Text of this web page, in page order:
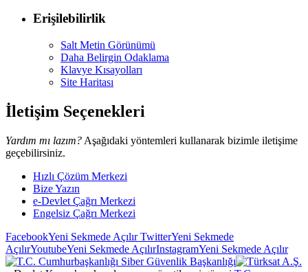
Erişilebilirlik
Salt Metin Görünümü
Daha Belirgin Odaklama
Klavye Kısayolları
Site Haritası
İletişim Seçenekleri
Yardım mı lazım? Aşağıdaki yöntemleri kullanarak bizimle iletişime
geçebilirsiniz.
Hızlı Çözüm Merkezi
Bize Yazın
e-Devlet Çağrı Merkezi
Engelsiz Çağrı Merkezi
FacebookYeni Sekmede AçılırTwitterYeni Sekmede
AçılırYoutubeYeni Sekmede AçılırInstagramYeni Sekmede Açılır